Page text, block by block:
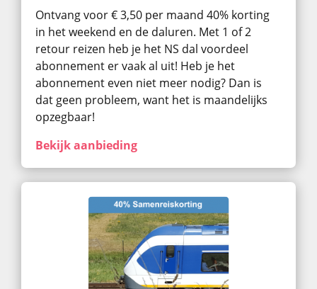
Ontvang voor € 3,50 per maand 40% korting
in het weekend en de daluren. Met 1 of 2
retour reizen heb je het NS dal voordeel
abonnement er vaak al uit! Heb je het
abonnement even niet meer nodig? Dan is
dat geen probleem, want het is maandelijks
opzegbaar!
Bekijk aanbieding